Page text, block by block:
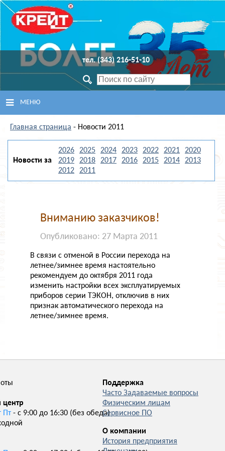
тел. (343) 216-51-10
МЕНЮ
ГЛАВНАЯ
О КОМПАНИИ
Главная страница - Новости 2011
Новости за
2026 2025 2024 2023 2022 2021
2020
2019
2018 2017 2016 2015 2014
2013
2012
2011
Вниманию заказчиков!
Опубликовано: 27 Марта 2011
В связи с отменой в России перехода на
летнее/зимнее время настоятельно
рекомендуем до октября 2011 года
изменить настройки всех эксплуатируемых
приборов серии ТЭКОН, отключив в них
признак автоматического перехода на
летнее/зимнее время.
центр
Пт - с 9:00 до 16:30 (без обеда)
Поддержка
Часто Задаваемые вопросы
Физическим лицам
Сервисное ПО
О компании
История предприятия